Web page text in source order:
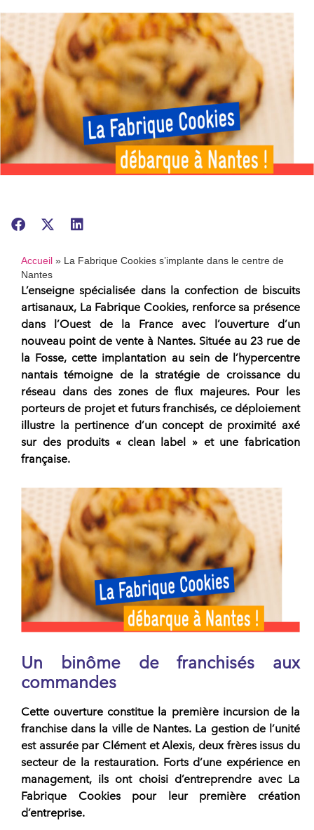
Accueil » La Fabrique Cookies s’implante dans le centre de
Nantes
L’enseigne spécialisée dans la confection de biscuits
artisanaux, La Fabrique Cookies, renforce sa présence
dans l’Ouest de la France avec l’ouverture d’un
nouveau point de vente à Nantes. Située au 23 rue de
la Fosse, cette implantation au sein de l’hypercentre
nantais témoigne de la stratégie de croissance du
réseau dans des zones de flux majeures. Pour les
porteurs de projetet futursfranchisés, ce déploiement
illustre la pertinence d’un conceptde proximité axé
sur des produits « clean label » et une fabrication
française.
Un binôme de franchisés aux
commandes
Cette ouverture constitue la première incursion de la
franchise dans la ville de Nantes. La gestion de l’unité
est assurée par Clément et Alexis, deux frères issus du
secteur de la restauration. Forts d’une expérience en
management, ils ont choisi d’entreprendre avec La
Fabrique Cookiespour leur première création
d’entreprise.